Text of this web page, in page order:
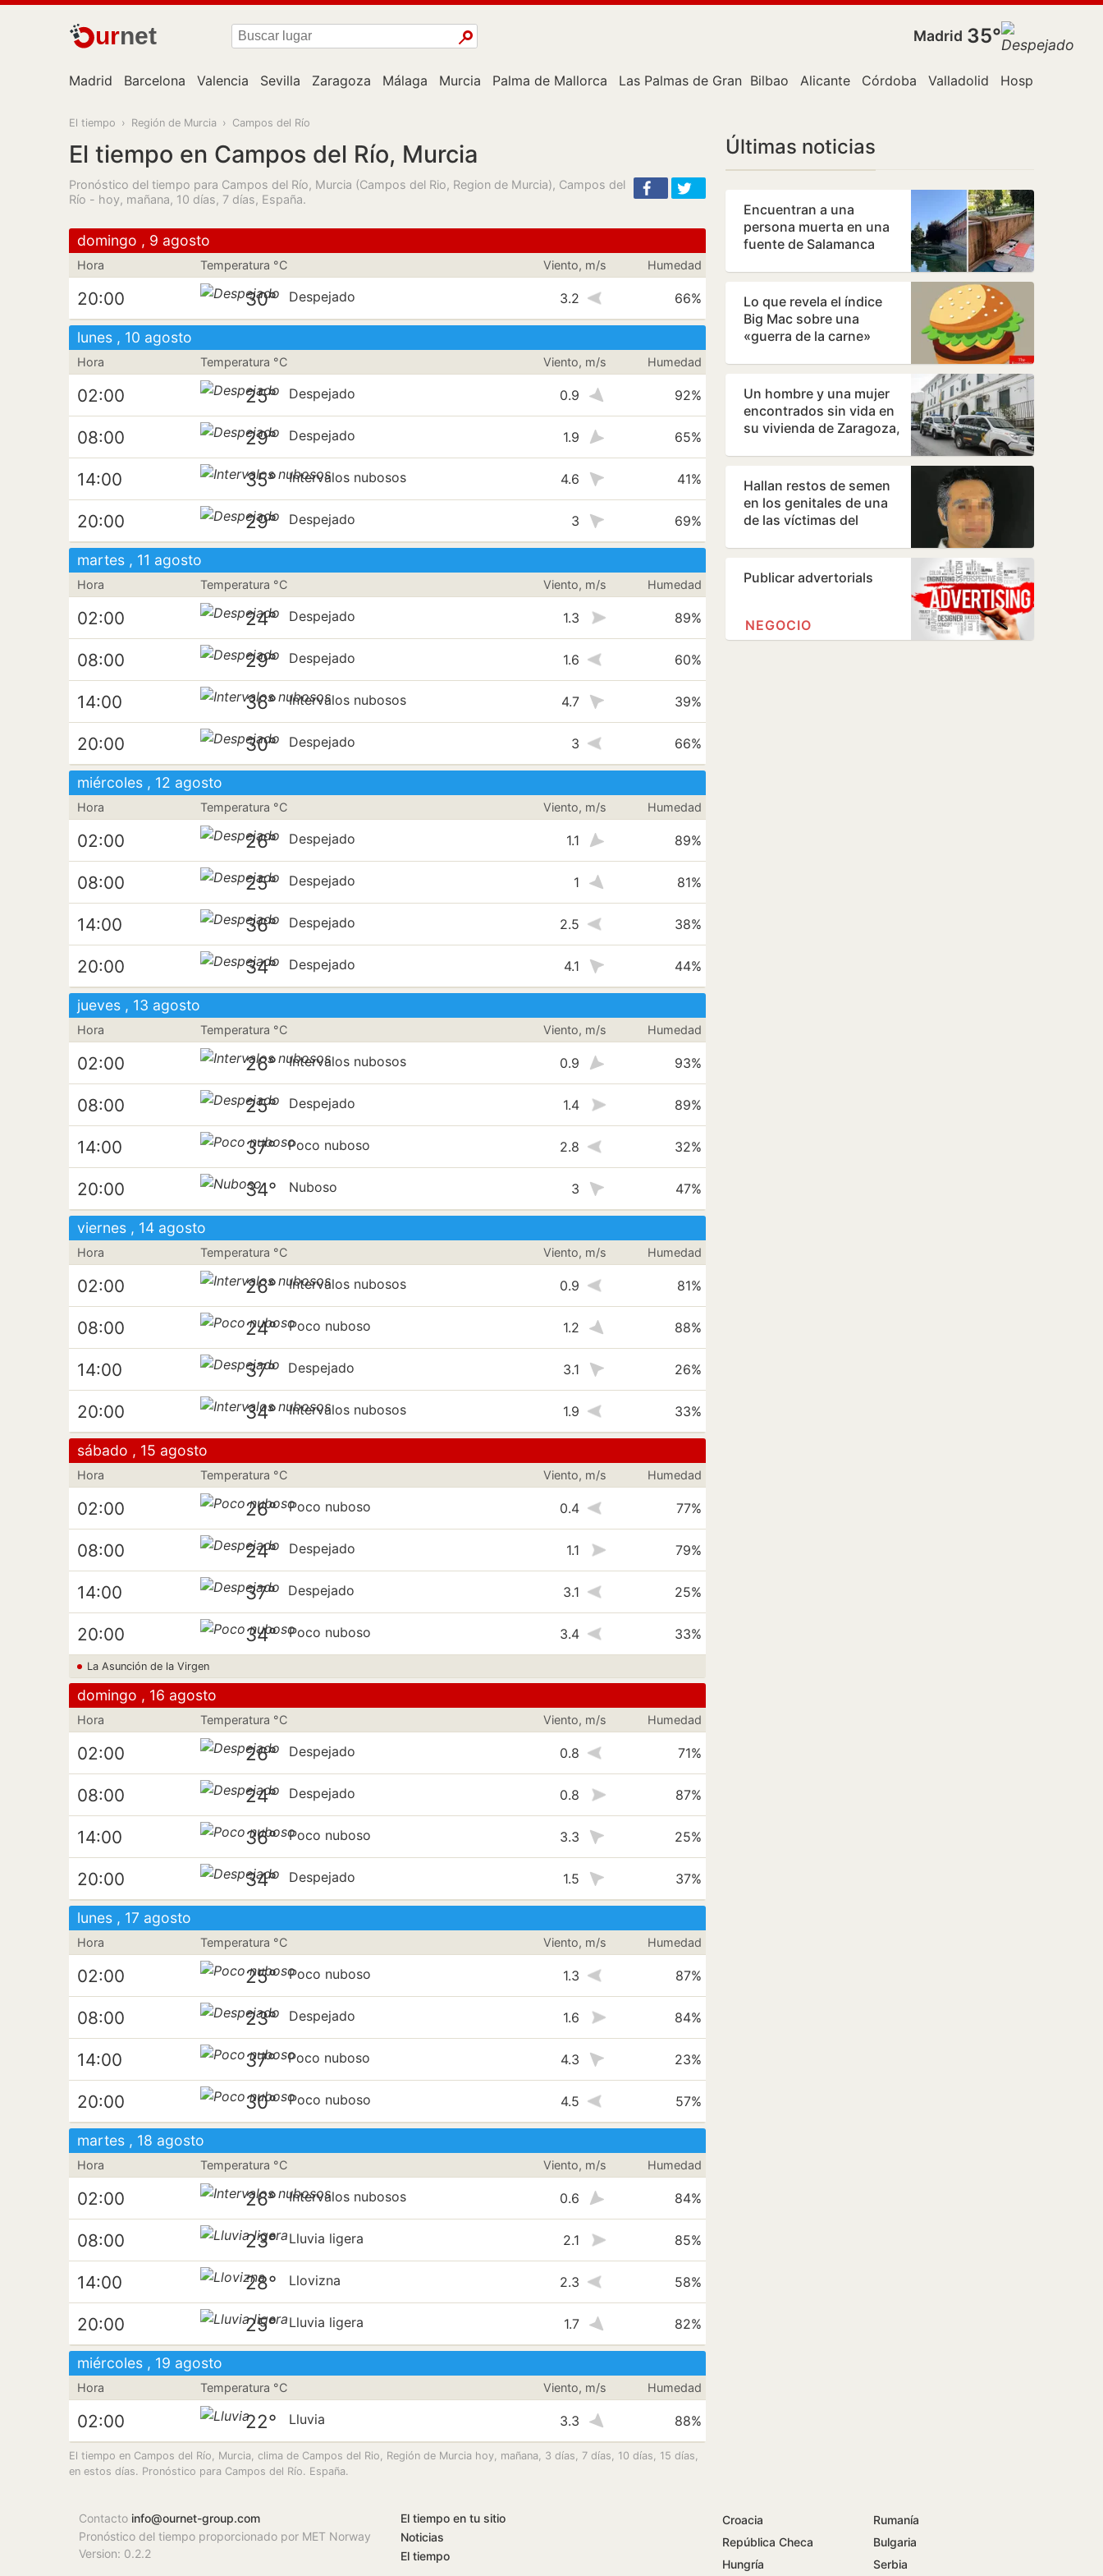
urnet Madrid 35°
Madrid Barcelona Valencia Sevilla Zaragoza Málaga Murcia Palma de Mallorca Las Palmas de Gran Canaria
Bilbao Alicante Córdoba Valladolid Hospitalet de
El tiempo › Región de Murcia › Campos del Río
El tiempo en Campos del Río, Murcia
Pronóstico del tiempo para Campos del Río, Murcia (Campos del Rio, Region de Murcia), Campos del
Río - hoy, mañana, 10 días, 7 días, España.
domingo , 9 agosto
Hora Temperatura °C Viento, m/s Humedad
20:00 30° Despejado 3.2 66%
lunes , 10 agosto
Hora Temperatura °C Viento, m/s Humedad
02:00 25° Despejado 0.9 92%
08:00 29° Despejado 1.9 65%
14:00 35° Intervalos nubosos 4.6 41%
20:00 29° Despejado 3 69%
martes , 11 agosto
Hora Temperatura °C Viento, m/s Humedad
02:00 24° Despejado 1.3 89%
08:00 29° Despejado 1.6 60%
14:00 36° Intervalos nubosos 4.7 39%
20:00 30° Despejado 3 66%
miércoles , 12 agosto
Hora Temperatura °C Viento, m/s Humedad
02:00 26° Despejado 1.1 89%
08:00 25° Despejado 1 81%
14:00 36° Despejado 2.5 38%
20:00 34° Despejado 4.1 44%
jueves , 13 agosto
Hora Temperatura °C Viento, m/s Humedad
02:00 26° Intervalos nubosos 0.9 93%
08:00 25° Despejado 1.4 89%
14:00 37° Poco nuboso 2.8 32%
20:00 34° Nuboso 3 47%
viernes , 14 agosto
Hora Temperatura °C Viento, m/s Humedad
02:00 26° Intervalos nubosos 0.9 81%
08:00 24° Poco nuboso 1.2 88%
14:00 37° Despejado 3.1 26%
20:00 34° Intervalos nubosos 1.9 33%
sábado , 15 agosto
Hora Temperatura °C Viento, m/s Humedad
02:00 26° Poco nuboso 0.4 77%
08:00 24° Despejado 1.1 79%
14:00 37° Despejado 3.1 25%
20:00 34° Poco nuboso 3.4 33%
La Asunción de la Virgen
domingo , 16 agosto
Hora Temperatura °C Viento, m/s Humedad
02:00 26° Despejado 0.8 71%
08:00 24° Despejado 0.8 87%
14:00 36° Poco nuboso 3.3 25%
20:00 34° Despejado 1.5 37%
lunes , 17 agosto
Hora Temperatura °C Viento, m/s Humedad
02:00 25° Poco nuboso 1.3 87%
08:00 23° Despejado 1.6 84%
14:00 37° Poco nuboso 4.3 23%
20:00 30° Poco nuboso 4.5 57%
martes , 18 agosto
Hora Temperatura °C Viento, m/s Humedad
02:00 26° Intervalos nubosos 0.6 84%
08:00 23° Lluvia ligera 2.1 85%
14:00 28° Llovizna 2.3 58%
20:00 25° Lluvia ligera 1.7 82%
miércoles , 19 agosto
Hora Temperatura °C Viento, m/s Humedad
02:00 22° Lluvia 3.3 88%
El tiempo en Campos del Río, Murcia, clima de Campos del Rio, Región de Murcia hoy, mañana, 3 días, 7 días, 10 días, 15 días,
en estos días. Pronóstico para Campos del Río. España.
Últimas noticias
Encuentran a una
persona muerta en una
fuente de Salamanca
Lo que revela el índice
Big Mac sobre una
«guerra de la carne»
mundial
Un hombre y una mujer
encontrados sin vida en
su vivienda de Zaragoza,
Hallan restos de semen
en los genitales de una
de las víctimas del
violar en sus…
Publicar advertorials
NEGOCIO
Contacto info@ournet-group.com
Pronóstico del tiempo proporcionado por MET Norway
Version: 0.2.2
El tiempo en tu sitio
Noticias
El tiempo
Croacia
Rumanía
República Checa
Bulgaria
Hungría
Serbia